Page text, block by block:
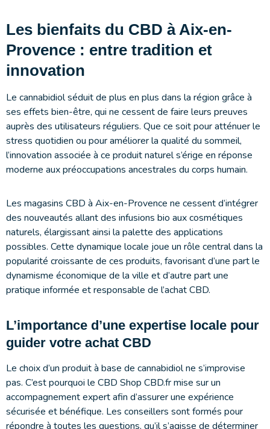
Les bienfaits du CBD à Aix-en-
Provence : entre tradition et
innovation
Le cannabidiol séduit de plus en plus dans la région grâce à
ses effets bien-être, qui ne cessent de faire leurs preuves
auprès des utilisateurs réguliers. Que ce soit pour atténuer le
stress quotidien ou pour améliorer la qualité du sommeil,
l’innovation associée à ce produit naturel s’érige en réponse
moderne aux préoccupations ancestrales du corps humain.
Les magasins CBD à Aix-en-Provence ne cessent d’intégrer
des nouveautés allant des infusions bio aux cosmétiques
naturels, élargissant ainsi la palette des applications
possibles. Cette dynamique locale joue un rôle central dans la
popularité croissante de ces produits, favorisant d’une part le
dynamisme économique de la ville et d’autre part une
pratique informée et responsable de l’achat CBD.
L’importance d’une expertise locale pour
guider votre achat CBD
Le choix d’un produit à base de cannabidiol ne s’improvise
pas. C’est pourquoi le CBD Shop CBD.fr mise sur un
accompagnement expert afin d’assurer une expérience
sécurisée et bénéfique. Les conseillers sont formés pour
répondre à toutes les questions, qu’il s’agisse de déterminer